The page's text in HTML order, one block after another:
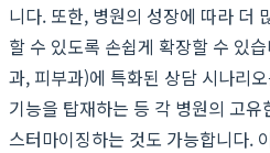
니다. 또한, 병원의 성장에 따라 더
할 수 있도록 손쉽게 확장할 수 있
과, 피부과)에 특화된 상담 시나리
기능을 탑재하는 등 각 병원의 고
스터마이징하는 것도 가능합니다.